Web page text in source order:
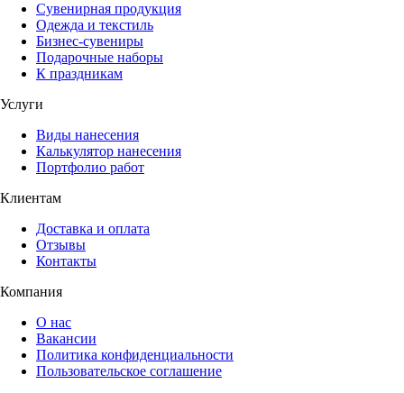
Сувенирная продукция
Одежда и текстиль
Бизнес-сувениры
Подарочные наборы
К праздникам
Услуги
Виды нанесения
Калькулятор нанесения
Портфолио работ
Клиентам
Доставка и оплата
Отзывы
Контакты
Компания
О нас
Вакансии
Политика конфиденциальности
Пользовательское соглашение